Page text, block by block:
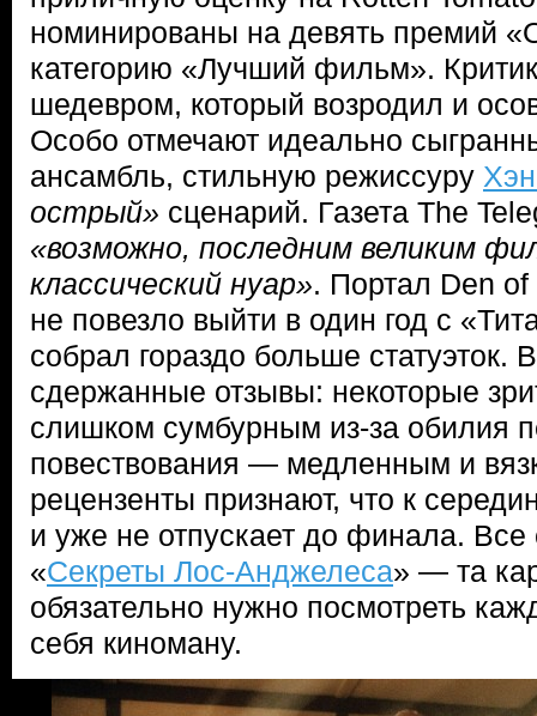
номинированы на девять премий
категорию «Лучший фильм».
шедевром, который возродил и
Особо отмечают идеально
ансамбль, стильную режиссуру
острый» сценарий. Газета The
«возможно, последним великим
классический нуар». Портал Den
не повезло выйти в один год с
собрал гораздо больше статуэток.
сдержанные отзывы: некоторые
слишком сумбурным из-за обилия
повествования — медленным и
рецензенты признают, что к
и уже не отпускает до финала. Все
«Секреты Лос-Анджелеса» — та
обязательно нужно посмотреть
себя киноману.